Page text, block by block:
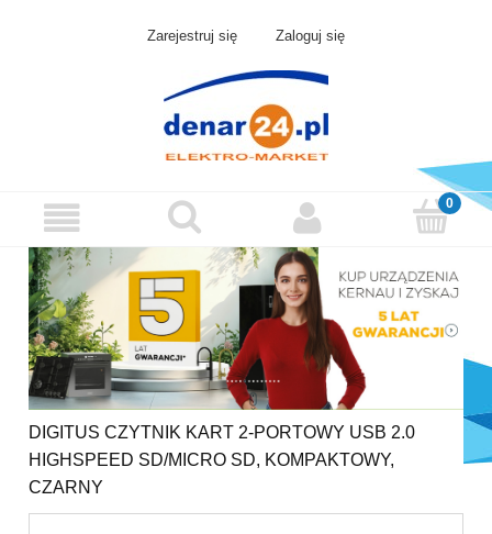
Zarejestruj się Zaloguj się
DIGITUS CZYTNIK KART 2-PORTOWY USB 2.0
HIGHSPEED SD/MICRO SD, KOMPAKTOWY,
CZARNY